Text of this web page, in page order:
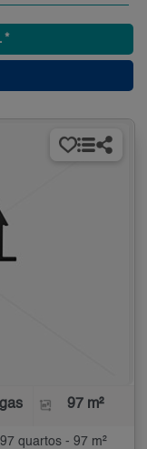
*
97 m²
quartos - 97 m²